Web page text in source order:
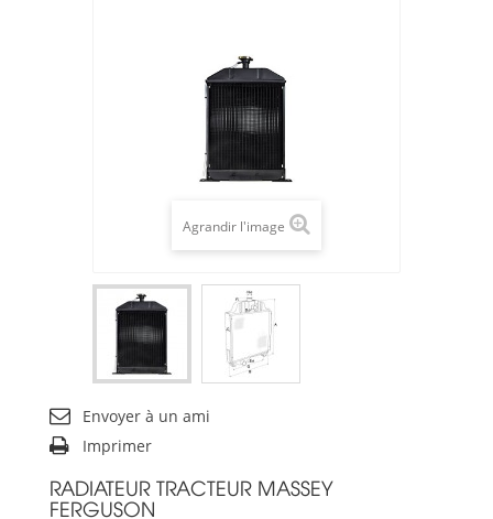
Agrandir l'image
Envoyer à un ami
Imprimer
RADIATEUR TRACTEUR MASSEY
FERGUSON